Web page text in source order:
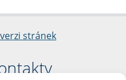
stránek